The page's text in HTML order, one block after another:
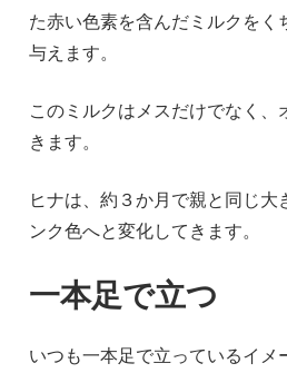
た赤い色素を含んだミルクをく
与えます。
このミルクはメスだけでなく、
きます。
ヒナは、約３か月で親と同じ
ンク色へと変化してきます。
一本足で立つ
いつも一本足で立っているイメ